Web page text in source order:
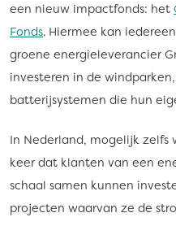
een nieuw impactfonds: het
Fonds. Hiermee kan
groene energieleverancier
investeren in de
batterijsystemen die hun
In Nederland, mogelijk zelfs
keer dat klanten van een
schaal samen kunnen
projecten waarvan ze de